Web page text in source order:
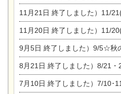
11月21日 終了しました）11/21(日)☆家の
11月20日 終了しました）11/20(土)21(日)☆いちの
9月5日 終了しました）9/5☆秋の
8月21日 終了しました）8/21・22☆新築ハジメテさ
7月10日 終了しました）7/10･11☆新築ハジメテさん相談